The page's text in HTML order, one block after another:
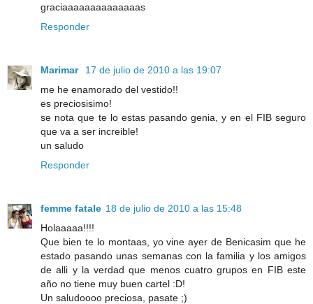
graciaaaaaaaaaaaaaas
Responder
Marimar
17 de julio de 2010 a las 19:07
me he enamorado del vestido!!
es preciosisimo!
se nota que te lo estas pasando genia, y en el FIB seguro
que va a ser increible!
un saludo
Responder
femme fatale 18 de julio de 2010 a las 15:48
Holaaaaa!!!!
Que bien te lo montaas, yo vine ayer de Benicasim que he
estado pasando unas semanas con la familia y los amigos
de alli y la verdad que menos cuatro grupos en FIB este
año no tiene muy buen cartel :D!
Un saludoooo preciosa, pasate ;)